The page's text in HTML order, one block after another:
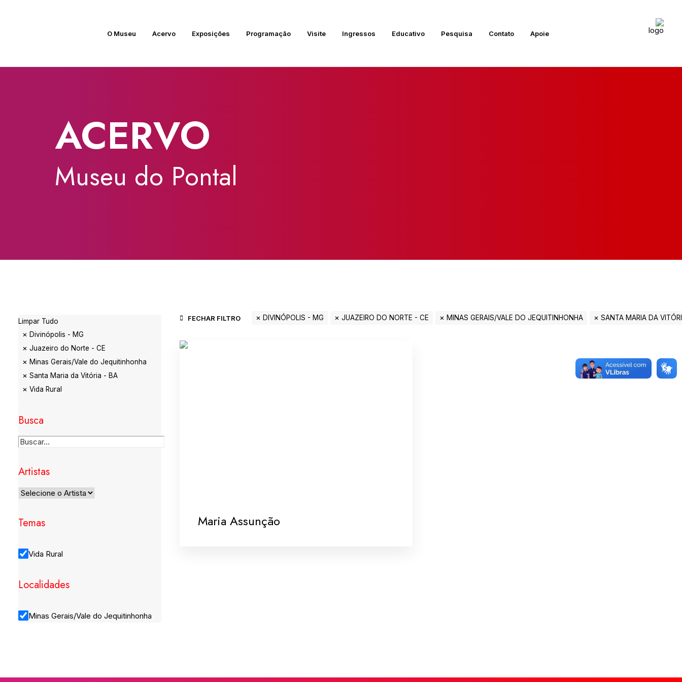
O Museu Acervo Exposições Programação Visite Ingressos Educativo Pesquisa Contato Apoie
ACERVO
Museu do Pontal
Limpar Tudo
Divinópolis - MG
Juazeiro do Norte - CE
Minas Gerais/Vale do Jequitinhonha
Santa Maria da Vitória - BA
Vida Rural
Busca
Artistas
Temas
Vida Rural
Localidades
Minas Gerais/Vale do Jequitinhonha
FECHAR FILTRO DIVINÓPOLIS - MG JUAZEIRO DO NORTE - CE MINAS GERAIS/VALE DO JEQUITINHONHA SANTA MARIA DA
Maria Assunção